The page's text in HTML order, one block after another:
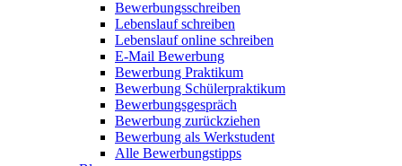
Bewerbungsschreiben
Lebenslauf schreiben
Lebenslauf online schreiben
E-Mail Bewerbung
Bewerbung Praktikum
Bewerbung Schülerpraktikum
Bewerbungsgespräch
Bewerbung zurückziehen
Bewerbung als Werkstudent
Alle Bewerbungstipps